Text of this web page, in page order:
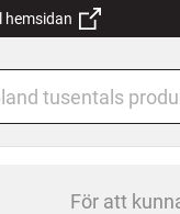
hemsidan
För att